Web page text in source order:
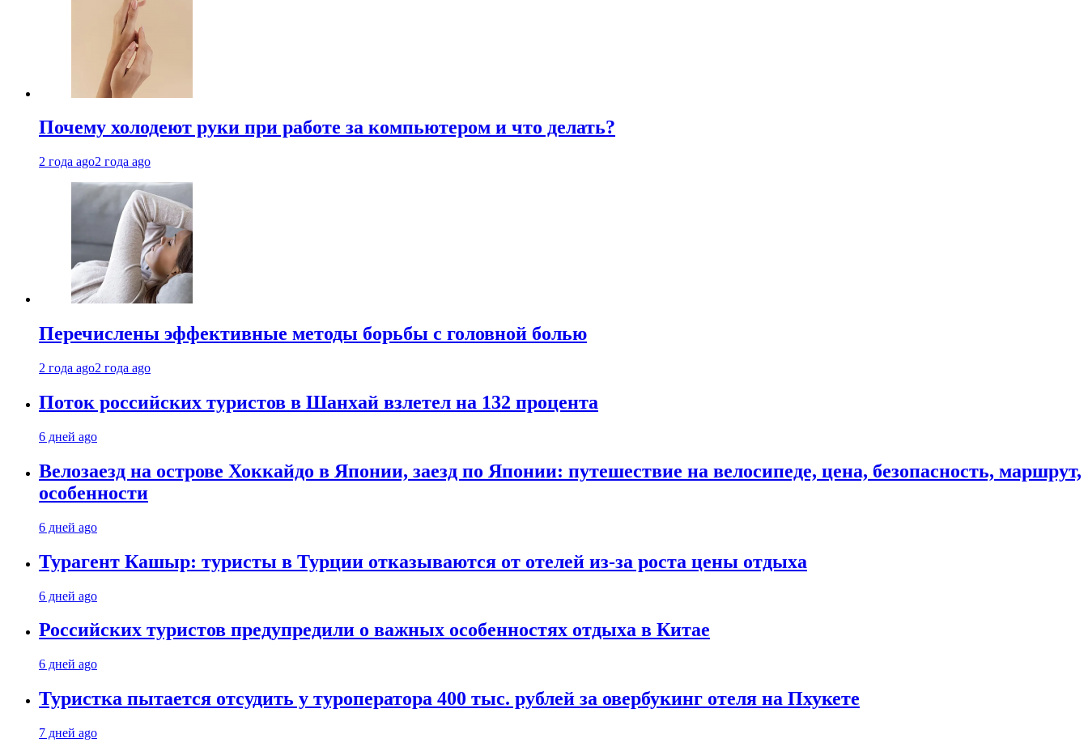
Почему холодеют руки при работе за компьютером и что делать?
2 года ago2 года ago
Перечислены эффективные методы борьбы с головной болью
2 года ago2 года ago
Поток российских туристов в Шанхай взлетел на 132 процента
6 дней ago
Велозаезд на острове Хоккайдо в Японии, заезд по Японии: путешествие на велосипеде, цена, безопасность, маршрут,
особенности
6 дней ago
Турагент Кашыр: туристы в Турции отказываются от отелей из-за роста цены отдыха
6 дней ago
Российских туристов предупредили о важных особенностях отдыха в Китае
6 дней ago
Туристка пытается отсудить у туроператора 400 тыс. рублей за овербукинг отеля на Пхукете
7 дней ago